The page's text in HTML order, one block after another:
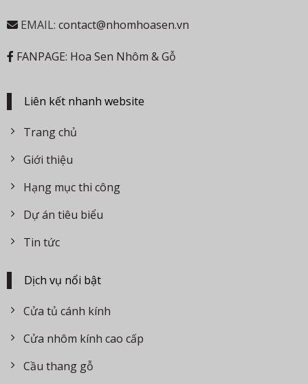
EMAIL: contact@nhomhoasen.vn
FANPAGE: Hoa Sen Nhôm & Gỗ
Liên kết nhanh website
Trang chủ
Giới thiệu
Hạng mục thi công
Dự án tiêu biểu
Tin tức
Dịch vụ nổi bật
Cửa tủ cánh kính
Cửa nhôm kính cao cấp
Cầu thang gỗ